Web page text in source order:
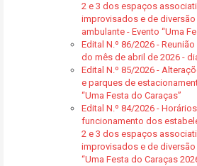
2 e 3 dos espaços
improvisados e de
ambulante - Evento “Uma
Edital N.º 86/2026 -
do mês de abril de 2026 -
Edital N.º 85/2026 -
e parques de
“Uma Festa do Caraças”
Edital N.º 84/2026 -
funcionamento dos
2 e 3 dos espaços
improvisados e de diversão
“Uma Festa do Caraças